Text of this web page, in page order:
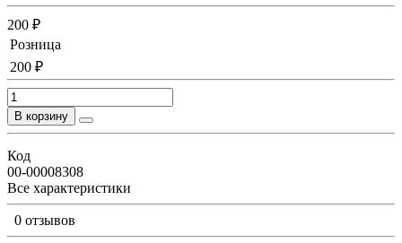
200 ₽
Розница
200 ₽
В корзину
Код
00-00008308
Все характеристики
0 отзывов